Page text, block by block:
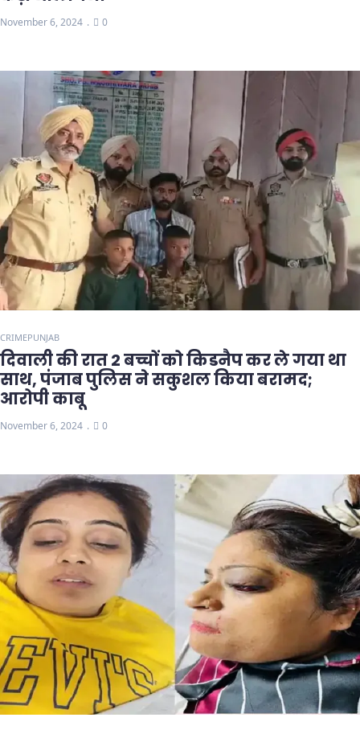
November 6, 2024 0
CRIMEPUNJAB
दिवाली की रात 2 बच्चों को किडनैप कर ले गया था
साथ, पंजाब पुलिस ने सकुशल किया बरामद;
आरोपी काबू
November 6, 2024 0